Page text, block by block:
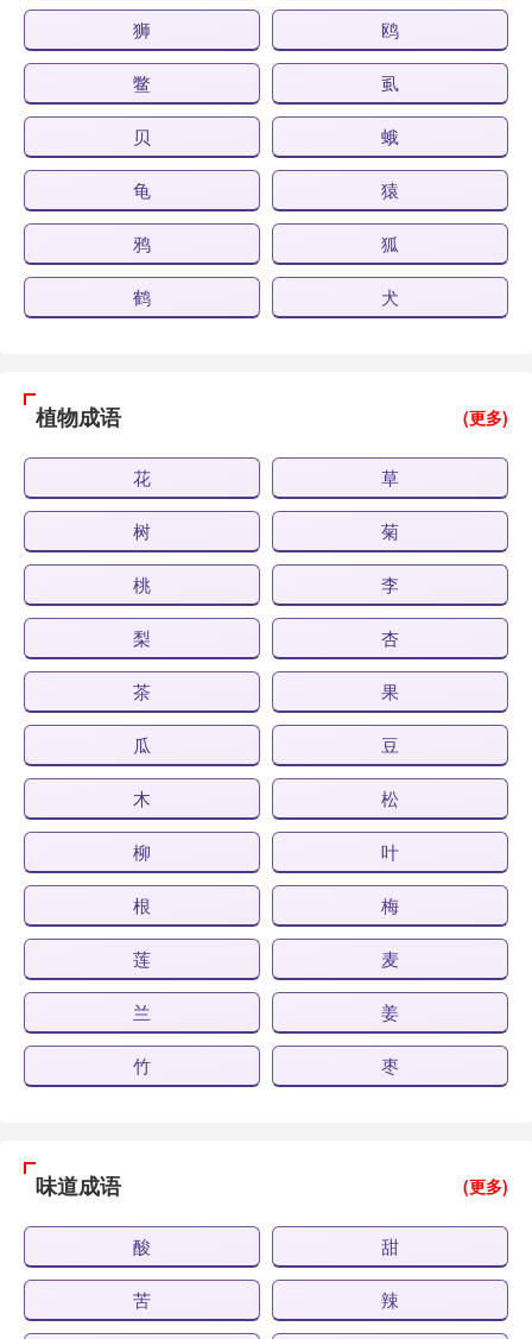
狮 鸥
鳖 虱
贝 蛾
龟 猿
鸦 狐
鹤 犬
植物成语 (更多)
花 草
树 菊
桃 李
梨 杏
茶 果
瓜 豆
木 松
柳 叶
根 梅
莲 麦
兰 姜
竹 枣
味道成语 (更多)
酸 甜
苦 辣